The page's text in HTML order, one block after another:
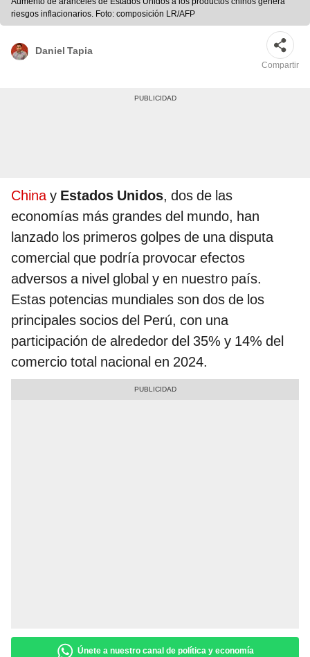
riesgos inflacionarios. Foto: composición LR/AFP
Daniel Tapia
Compartir
Chinay Estados Unidos, dos de las
economías más grandes del mundo, han
lanzado los primeros golpes de una disputa
comercial que podría provocar efectos
adversos a nivel global y en nuestro país.
Estas potencias mundiales son dos de los
principales socios del Perú, con una
participación de alrededor del 35% y 14% del
comercio total nacional en 2024.
Únete a nuestro canal de política y economía